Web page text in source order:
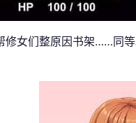
修女们整原因书架……同